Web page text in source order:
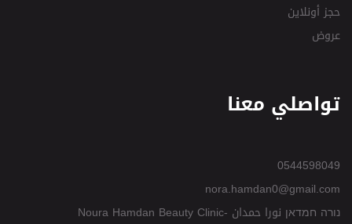
حجز أونلاين
عروض
تواصلي معنا
0544598049
nora.hamdan0@gmail.com
נורה חמדאן نورا حمدان -Noura Hamdan Beauty Clinic